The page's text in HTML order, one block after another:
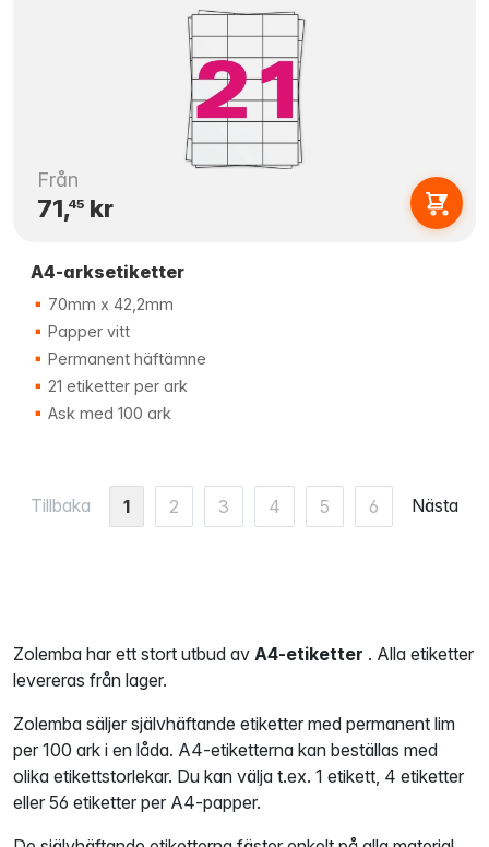
Från
71,45kr
A4-arksetiketter
70mm x 42,2mm
Papper vitt
Permanent häftämne
21 etiketter per ark
Ask med 100 ark
Tillbaka 1 2 3 4 5 6 Nästa
Zolemba har ett stort utbud av A4-etiketter . Alla etiketter
levereras från lager.
Zolemba säljer självhäftande etiketter med permanent lim
per 100 ark i en låda. A4-etiketterna kan beställas med
olika etikettstorlekar. Du kan välja t.ex. 1 etikett, 4 etiketter
eller 56 etiketter per A4-papper.